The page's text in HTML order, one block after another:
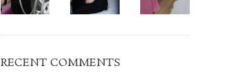
RECENT COMMENTS